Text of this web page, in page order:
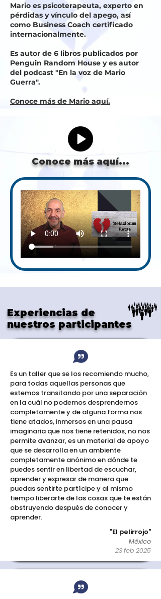
Mario es psicoterapeuta, experto en
pérdidas y vínculo del apego, así
como Business Coach certificado
internacionalmente.
Es autor de 6 libros publicados por
Penguin Random House y es autor
del podcast "En la voz de Mario
Guerra".
​Conoce más de Mario aquí.
Conoce más aquí...
Experiencias de
nuestros participantes
Es un taller que se los recomiendo mucho,
para todas aquellas personas que
estemos transitando por una separación
en la cuál no podemos desprendernos
completamente y de alguna forma nos
tiene atados, inmersos en una pausa
imaginaria que nos tiene retenidos, no nos
permite avanzar, es un material de apoyo
que se desarrolla en un ambiente
completamente anónimo en dónde te
puedes sentir en libertad de escuchar,
aprender y expresar de manera que
puedas sentirte partícipe y al mismo
tiempo liberarte de las cosas que te están
obstruyendo después de conocer y
aprender.
"El pelirrojo"
México
23 feb 2025